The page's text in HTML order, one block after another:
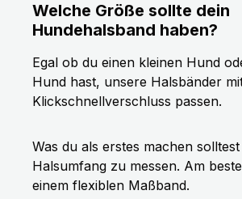
Welche Größe sollte dein
Hundehalsband haben?
Egal ob du einen kleinen Hund
Hund hast, unsere Halsbänder
Klickschnellverschluss passen.
Was du als erstes machen
Halsumfang zu messen. Am
einem flexiblen Maßband.